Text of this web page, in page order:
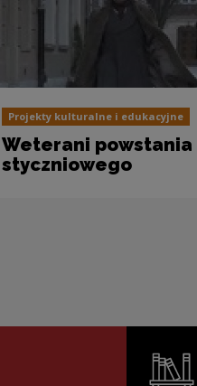
Projekty kulturalne i edukacyjne
Weterani powstania
styczniowego